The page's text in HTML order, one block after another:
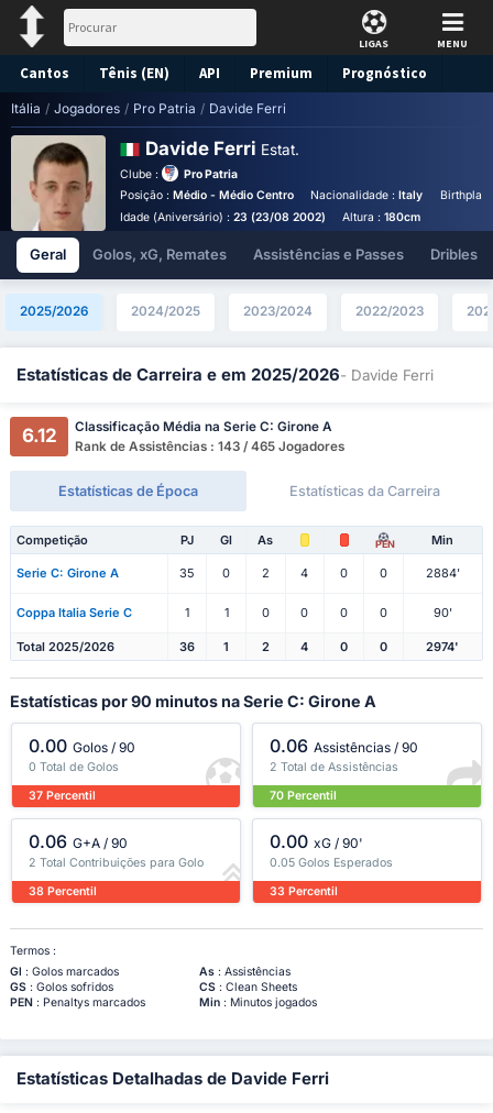
LIGAS MENU
Cantos Tênis (EN) API Premium Prognóstico
Itália / Jogadores / Pro Patria / Davide Ferri
Davide Ferri Estat.
Clube :
Pro Patria
Posição : Médio - Médio Centro Nacionalidade :Italy
Idade (Aniversário) : 23 (23/08 2002) Altura :180cm
Geral Golos, xG, Remates Assistências e Passes Dribles
2025/2026 2024/2025 2023/2024 2022/2023
Estatísticas de Carreira e em 2025/2026- Davide Ferri
6.12
Classificação Média na Serie C: Girone A
Rank de Assistências : 143 / 465 Jogadores
Estatísticas de Época Estatísticas da Carreira
Competição PJ Gl As PEN Min
Serie C: Girone A 35 0 2 4 0 0 2884'
Coppa Italia Serie C 1 1 0 0 0 0 90'
Total 2025/2026 36 1 2 4 0 0 2974'
Estatísticas por 90 minutos na Serie C: Girone A
0.00 Golos / 90
0 Total de Golos
37 Percentil
0.06 Assistências / 90
2 Total de Assistências
70 Percentil
0.06 G+A / 90
2 Total Contribuições para Golo
38 Percentil
0.00 xG / 90'
0.05 Golos Esperados
33 Percentil
Termos :
Gl : Golos marcados As: Assistências
GS: Golos sofridos CS: Clean Sheets
PEN: Penaltys marcados Min: Minutos jogados
Estatísticas Detalhadas de Davide Ferri